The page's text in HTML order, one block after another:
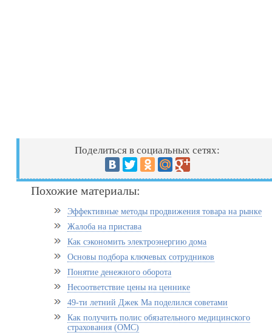
Поделиться в социальных сетях:
Похожие материалы:
Эффективные методы продвижения товара на рынке
Жалоба на пристава
Как сэкономить электроэнергию дома
Основы подбора ключевых сотрудников
Понятие денежного оборота
Несоответствие цены на ценнике
49-ти летний Джек Ма поделился советами
Как получить полис обязательного медицинского
страхования (ОМС)